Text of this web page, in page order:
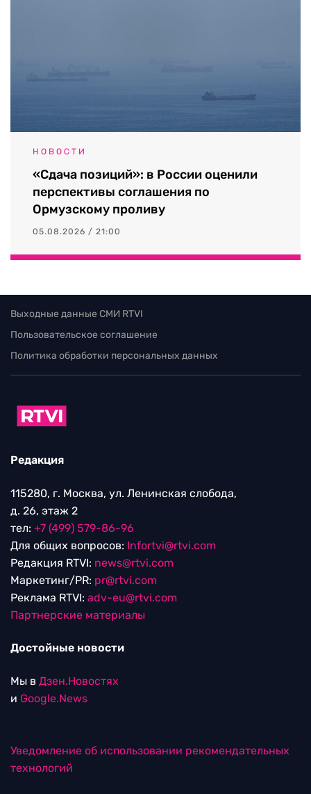
НОВОСТИ
«Сдача позиций»: в России оценили
перспективы соглашения по
Ормузскому проливу
05.08.2026 / 21:00
Выходные данные СМИ RTVI
Пользовательское соглашение
Политика обработки персональных данных
Редакция
115280, г. Москва, ул. Ленинская слобода,
д. 26, этаж 2
тел: +7 (499) 579-86-96
Для общих вопросов: Infortvi@rtvi.com
Редакция RTVI: news@rtvi.com
Маркетинг/PR: pr@rtvi.com
Реклама RTVI: adv-eu@rtvi.com
Партнерские материалы
Достойные новости
Мы в Дзен.Новостях
и Google.News
Уведомление об использовании рекомендательных
технологий